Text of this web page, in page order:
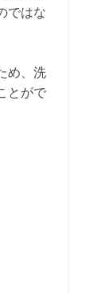
ではな
め、洗
とがで